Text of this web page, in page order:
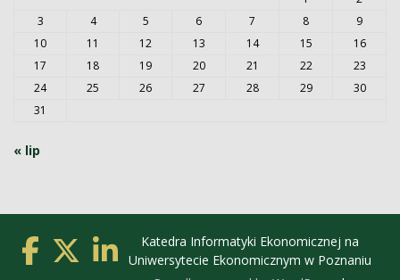
3
4 5 6 7 8
9
10
11 12 13 14 15
16
17
18 19 20 21 22
23
24
25 26 27 28 29
30
31
« lip
Katedra Informatyki Ekonomicznej na
Uniwersytecie Ekonomicznym w Poznaniu